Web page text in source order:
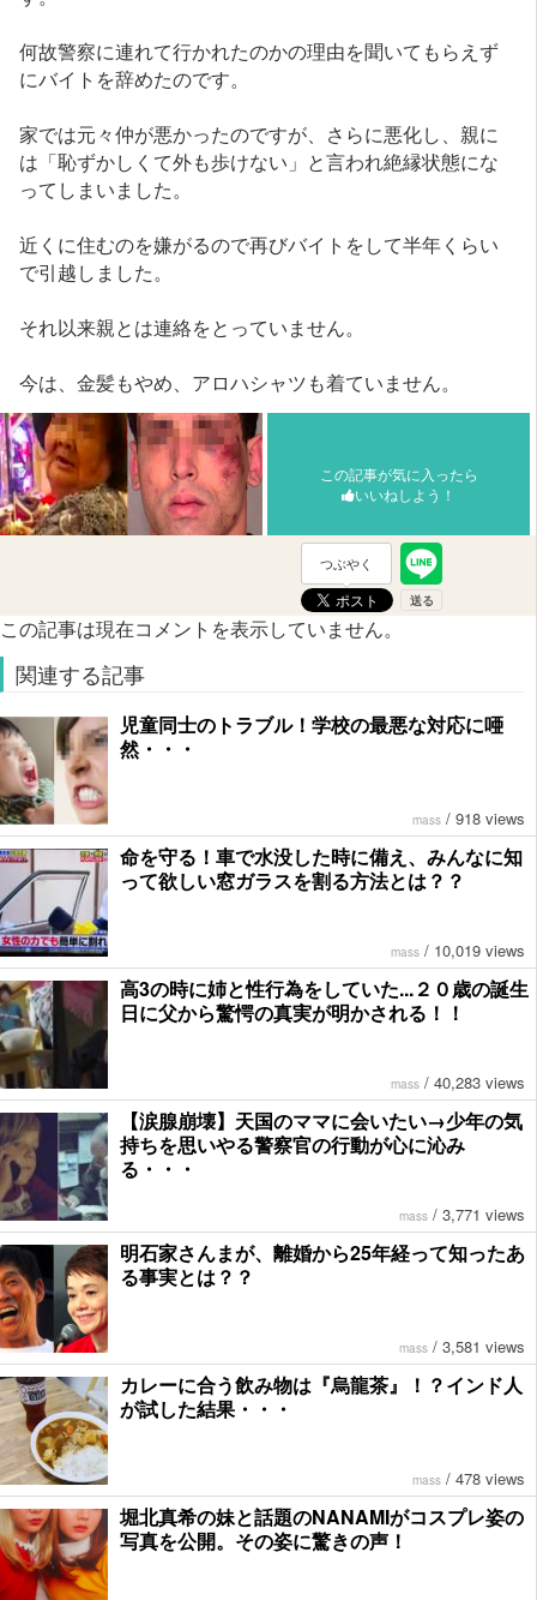
何故警察に連れて行かれたのかの理由を聞いてもらえず
にバイトを辞めたのです。
家では元々仲が悪かったのですが、さらに悪化し、親に
は「恥ずかしくて外も歩けない」と言われ絶縁状態にな
ってしまいました。
近くに住むのを嫌がるので再びバイトをして半年くらい
で引越しました。
それ以来親とは連絡をとっていません。
今は、金髪もやめ、アロハシャツも着ていません。
この記事が気に入ったら
いいねしよう！
つぶやく
この記事は現在コメントを表示していません。
関連する記事
児童同士のトラブル！学校の最悪な対応に唖
然・・・
mass / 918 views
命を守る！車で水没した時に備え、みんなに知
って欲しい窓ガラスを割る方法とは？？
mass / 10,019 views
高3の時に姉と性行為をしていた...２０歳の誕生
日に父から驚愕の真実が明かされる！！
mass / 40,283 views
【涙腺崩壊】天国のママに会いたい→少年の気
持ちを思いやる警察官の行動が心に沁み
る・・・
mass / 3,771 views
明石家さんまが、離婚から25年経って知ったあ
る事実とは？？
mass / 3,581 views
カレーに合う飲み物は『烏龍茶』！？インド人
が試した結果・・・
mass / 478 views
堀北真希の妹と話題のNANAMIがコスプレ姿の
写真を公開。その姿に驚きの声！